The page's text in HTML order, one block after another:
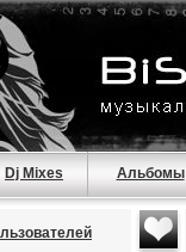
Dj Mixes Альбомы